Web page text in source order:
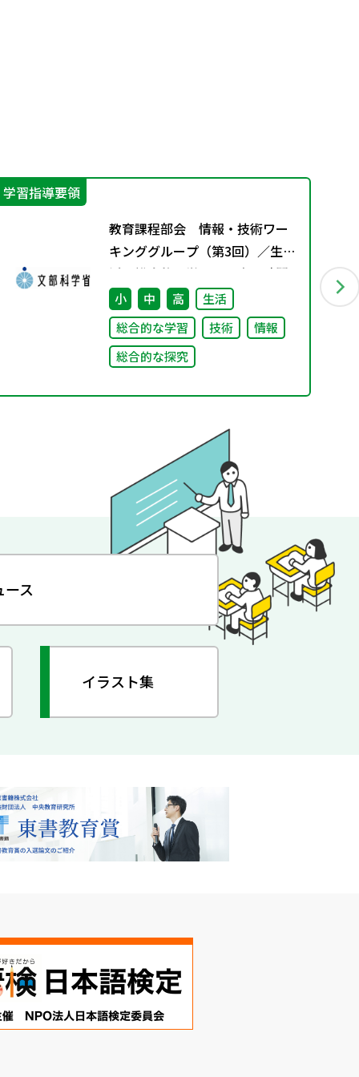
学習指導要領
教育課程部会 情報・技術ワー
キンググループ（第3回）／生
活、総合的な学習・探究の時間
ワーキンググループ（第2回）合
同会議 配付資料
小 中 高
生活
総合的な学習
技術
情報
総合的な探究
ース
イラスト集